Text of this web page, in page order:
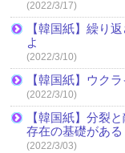
(2022/3/17)
【韓国紙】繰り
よ
(2022/3/10)
【韓国紙】ウク
(2022/3/10)
【韓国紙】分裂
存在の基礎がある
(2022/3/03)